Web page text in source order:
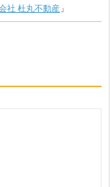
社 杜丸不動産 」